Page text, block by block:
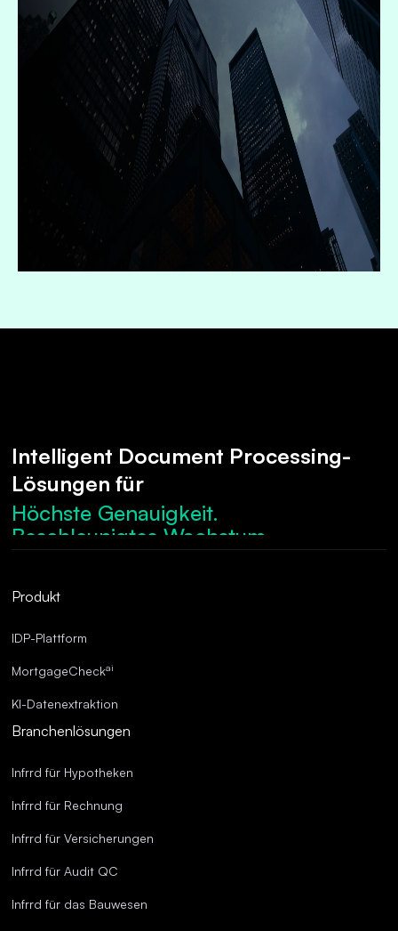
Intelligent Document Processing-
Lösungen für
Höchste Genauigkeit.
Beschleunigtes Wachstum.
Robuste Compliance.
Überragende Genauigkeit.
Produkt
IDP-Plattform
MortgageCheckai
KI-Datenextraktion
Branchenlösungen
Infrrd für Hypotheken
Infrrd für Rechnung
Infrrd für Versicherungen
Infrrd für Audit QC
Infrrd für das Bauwesen